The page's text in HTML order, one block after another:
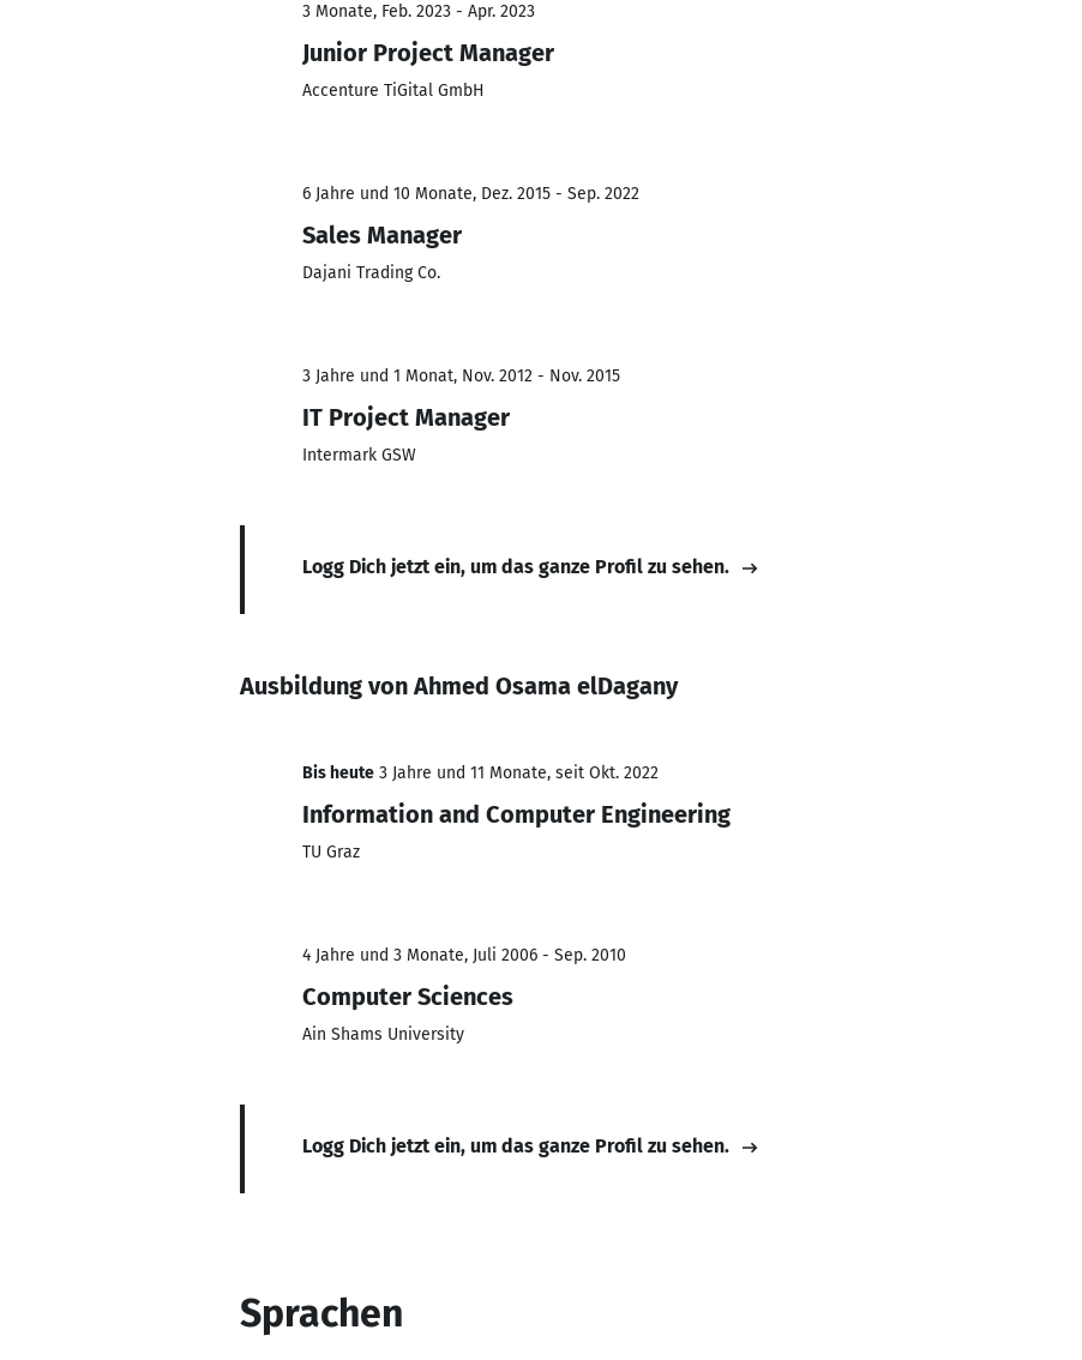
3 Monate, Feb. 2023 - Apr. 2023
Junior Project Manager
Accenture TiGital GmbH
6 Jahre und 10 Monate, Dez. 2015 - Sep. 2022
Sales Manager
Dajani Trading Co.
3 Jahre und 1 Monat, Nov. 2012 - Nov. 2015
IT Project Manager
Intermark GSW
Logg Dich jetzt ein, um das ganze Profil zu sehen.
Ausbildung von Ahmed Osama elDagany
Bis heute 3 Jahre und 11 Monate, seit Okt. 2022
Information and Computer Engineering
TU Graz
4 Jahre und 3 Monate, Juli 2006 - Sep. 2010
Computer Sciences
Ain Shams University
Logg Dich jetzt ein, um das ganze Profil zu sehen.
Sprachen